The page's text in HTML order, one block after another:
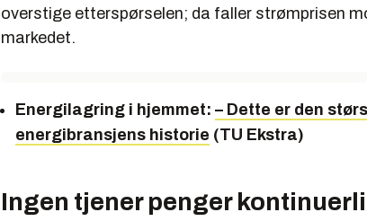
overstige etterspørselen; da faller strømprisen
markedet.
Energilagring i hjemmet: – Dette er den
energibransjens historie (TU Ekstra)
Ingen tjener penger